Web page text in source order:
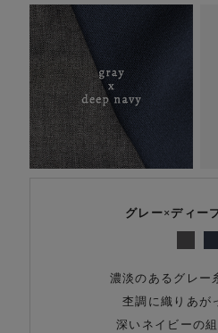
グレー×ディー
濃淡のあるグレー
杢調に織りあが
深いネイビーの